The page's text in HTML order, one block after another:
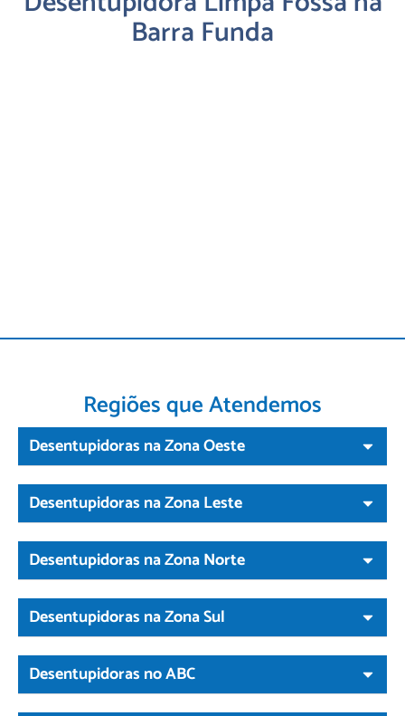
Barra Funda
Regiões que Atendemos
Desentupidoras na Zona Oeste
Desentupidoras na Zona Leste
Desentupidoras na Zona Norte
Desentupidoras na Zona Sul
Desentupidoras no ABC